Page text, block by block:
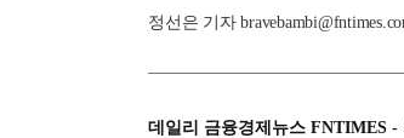
정선은 기자
데일리 금융경제뉴스 FNTIMES -